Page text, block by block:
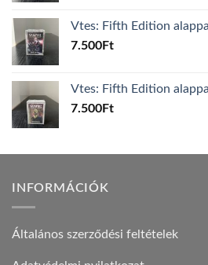
Vtes: Fifth Edition
7.500Ft
Vtes: Fifth Edition
7.500Ft
INFORMÁCIÓK
Általános szerződési feltételek